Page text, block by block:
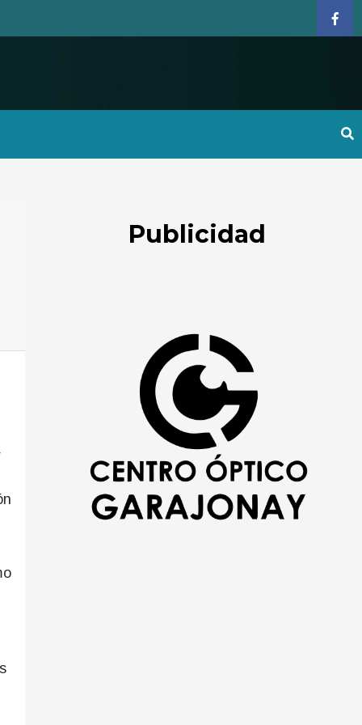
Publicidad